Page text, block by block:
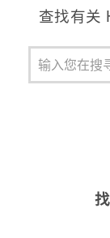
查找有关